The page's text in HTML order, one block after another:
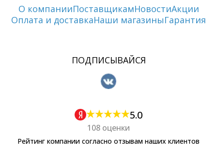
О компанииПоставщикамНовостиАкции
Оплата и доставкаНаши магазиныГарантия
ПОДПИСЫВАЙСЯ
5.0
108 оценки
Рейтинг компании согласно отзывам наших клиентов